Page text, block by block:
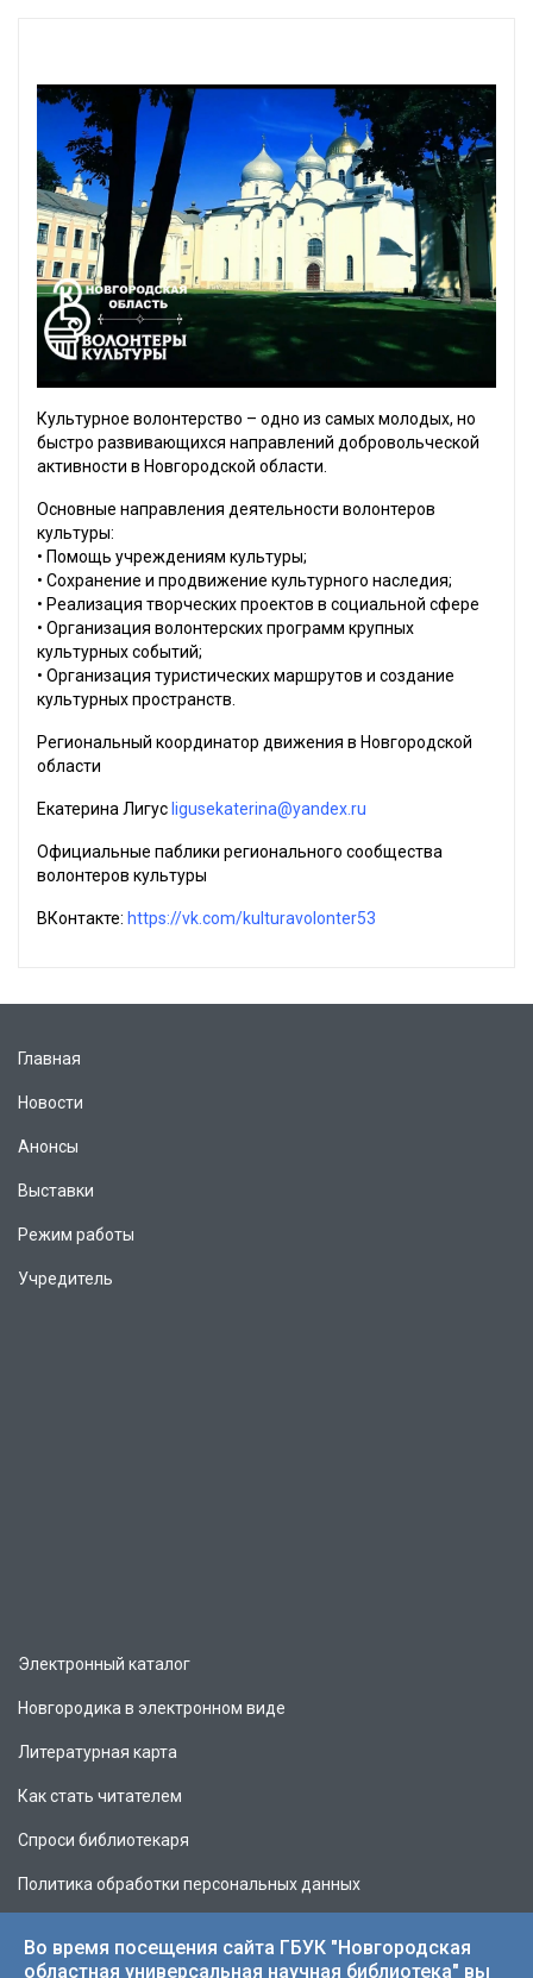
Культурное волонтерство – одно из самых молодых, но
быстро развивающихся направлений добровольческой
активности в Новгородской области.
Основные направления деятельности волонтеров
культуры:
• Помощь учреждениям культуры;
• Сохранение и продвижение культурного наследия;
• Реализация творческих проектов в социальной сфере
• Организация волонтерских программ крупных
культурных событий;
• Организация туристических маршрутов и создание
культурных пространств.
Региональный координатор движения в Новгородской
области
Екатерина Лигусligusekaterina@yandex.ru
Официальные паблики регионального сообщества
волонтеров культуры
ВКонтакте: https://vk.com/kulturavolonter53
Главная
Новости
Анонсы
Выставки
Режим работы
Учредитель
Электронный каталог
Новгородика в электронном виде
Литературная карта
Как стать читателем
Спроси библиотекаря
Политика обработки персональных данных
Во время посещения сайта ГБУК "Новгородская
областная универсальная научная библиотека" вы